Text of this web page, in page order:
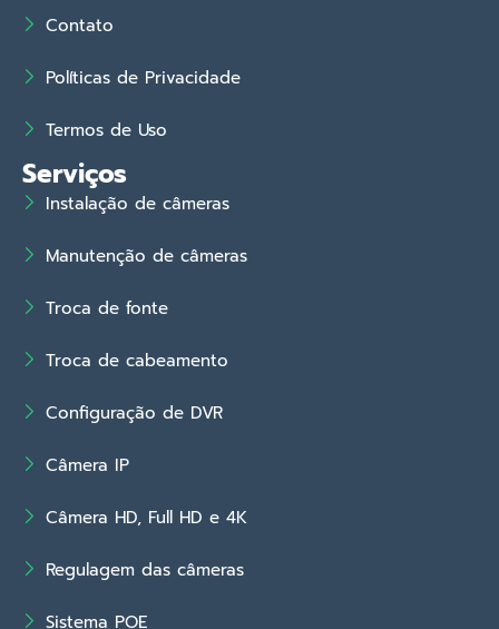
Contato
Políticas de Privacidade
Termos de Uso
Serviços
Instalação de câmeras
Manutenção de câmeras
Troca de fonte
Troca de cabeamento
Configuração de DVR
Câmera IP
Câmera HD, Full HD e 4K
Regulagem das câmeras
Sistema POE